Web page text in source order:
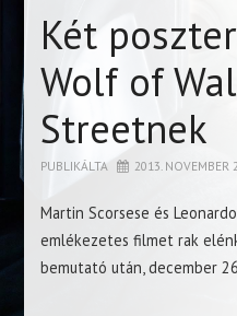
Két
Wolf of
Streetnek
PUBLIKÁLTA 2013. NOVEMBER
Martin Scorsese és
emlékezetes filmet rak
bemutató után, december